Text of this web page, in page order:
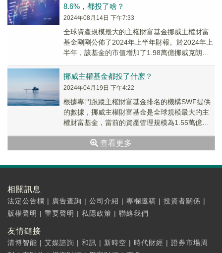
8.6%，都投了啥？
2024年08月14日 下午7:33
全球資產規模最大的主權財富基金挪威主權財富
基金剛剛公佈了2024年上半年財報。於2024年上
半年，該基金的市值增加了1.98萬億挪威克朗
挪威主權基金都投了什麽？
2024年04月19日 下午4:22
根據專門跟蹤主權財富基金排名的機構SWF提供
的數據，挪威主權財富基金是全球規模最大的主
權財富基金，當前的資產管理規模為1.55萬億美
查看更多
相關訊息
法定公告欄 | 廣告查詢 | 公司介紹 | 專欄邀稿 | 投資者關係 |
版權聲明 | 重要聲明 | 私隱政策 | 聯絡我們
友情鏈接
清博智能 | 艾媒諮詢 | 和訊 | 新時空 | 時代財經 | 證券市場周